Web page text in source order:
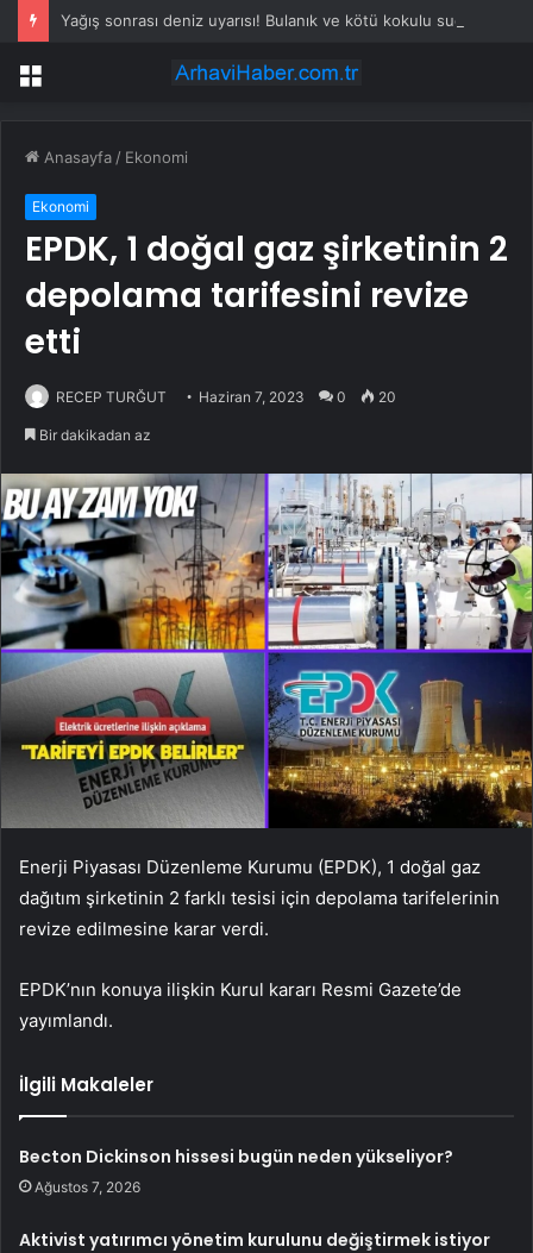
Menü
Anasayfa / Ekonomi
Ekonomi
EPDK, 1 doğal gaz şirketinin 2
depolama tarifesini revize
etti
RECEP TURĞUT Haziran 7, 2023 0 20
Bir dakikadan az
Enerji Piyasası Düzenleme Kurumu (EPDK), 1 doğal gaz
dağıtım şirketinin 2 farklı tesisi için depolama tarifelerinin
revize edilmesine karar verdi.
EPDK’nın konuya ilişkin Kurul kararı Resmi Gazete’de
yayımlandı.
İlgili Makaleler
Becton Dickinson hissesi bugün neden yükseliyor?
Ağustos 7, 2026
Aktivist yatırımcı yönetim kurulunu değiştirmek istiyor